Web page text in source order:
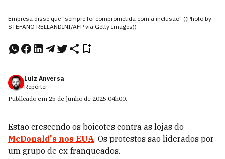
Empresa disse que "sempre foi comprometida com a inclusão" ((Photo by
STEFANO RELLANDINI/AFP via Getty Images))
Luiz Anversa
Repórter
Publicado em 25 de junho de 2025 04h00.
Estão crescendo os boicotes contra as lojas do
McDonald's nos EUA. Os protestos são liderados por
um grupo de ex-franqueados.